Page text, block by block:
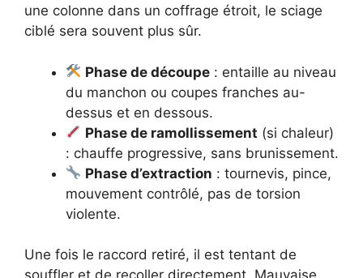
une colonne dans un coffrage étroit, le sciage
ciblé sera souvent plus sûr.
Phase de découpe : entaille au niveau
du manchon ou coupes franches au-
dessus et en dessous.
Phase de ramollissement (si chaleur)
: chauffe progressive, sans brunissement.
Phase d’extraction : tournevis, pince,
mouvement contrôlé, pas de torsion
violente.
Une fois le raccord retiré, il est tentant de